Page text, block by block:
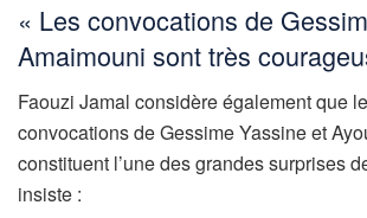
« Les convocations de
Amaimouni sont très
Faouzi Jamal considère également que
convocations de Gessime Yassine et
constituent l’une des grandes surprises
insiste :